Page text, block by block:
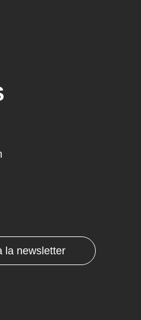
la newsletter